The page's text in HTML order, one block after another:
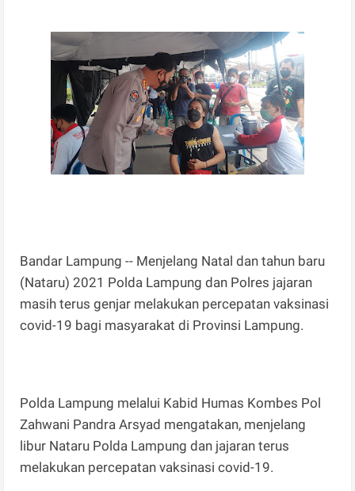
Bandar Lampung -- Menjelang Natal dan tahun baru
(Nataru) 2021 Polda Lampung dan Polres jajaran
masih terus genjar melakukan percepatan vaksinasi
covid-19 bagi masyarakat di Provinsi Lampung.
Polda Lampung melalui Kabid Humas Kombes Pol
Zahwani Pandra Arsyad mengatakan, menjelang
libur Nataru Polda Lampung dan jajaran terus
melakukan percepatan vaksinasi covid-19.